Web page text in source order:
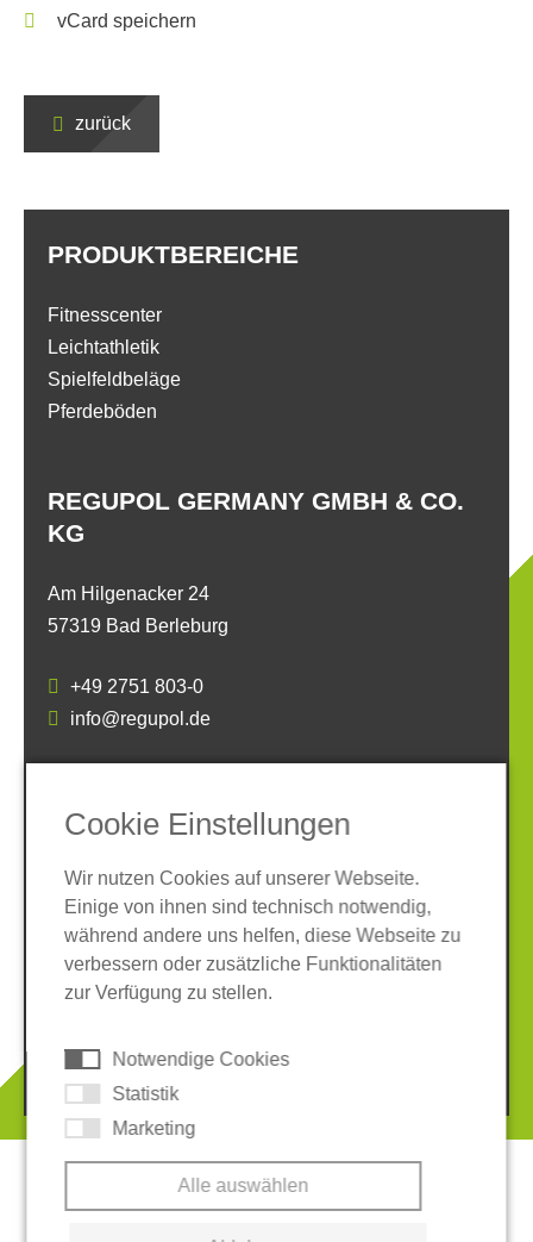
vCard speichern
zurück
REGUPOL GERMANY GMBH & CO.
KG
Am Hilgenacker 24
57319 Bad Berleburg
+49 2751 803-0
info@regupol.de
PRODUKTBEREICHE
Fitnesscenter
Leichtathletik
Spielfeldbeläge
Pferdeböden
SOCIAL MEDIA
© 2026 REGUPOL Germany GmbH & Co. KG
Cookie Einstellungen
Wir nutzen Cookies auf unserer Webseite.
Einige von ihnen sind technisch notwendig,
während andere uns helfen, diese Webseite zu
verbessern oder zusätzliche Funktionalitäten
zur Verfügung zu stellen.
Notwendige Cookies
Statistik
Marketing
Alle auswählen